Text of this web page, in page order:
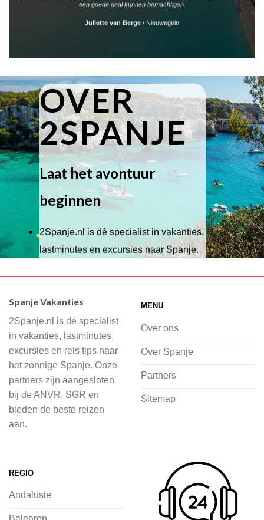
een goede deal kunnen bemachtigen.
Juliette van Berge / Nieuwegein
OVER
2SPANJE
Laat het avontuur
beginnen
2Spanje.nl is dé specialist in vakanties,
lastminutes en excursies naar Spanje.
Wij hebben een breed scala aan
of je nu wilt relaxen op het strand,
cultuur wilt ontdekken of avontuur zoekt
in de natuur.
Bij 2Spanje.nl begint de voorpret al
voordat je het vliegtuig instapt, door
inspiratie op te doen over dit zonnige
vliegvakantie zoeken en boeken bij
2Spanje.nl, met een team dat altijd
klaarstaat om eventuele vragen te
beantwoorden en ervoor te zorgen dat
Spanje Vakanties
2Spanje.nl is dé specialist
in vakanties, lastminutes,
excursies en reis tips naar
het zonnige Spanje. Onze
partners zijn aangesloten
bij de ANVR, SGR en
bieden de beste reizen
aan.
MENU
Over ons
Over Spanje
Partners
Sitemap
REGIO
Andalusie